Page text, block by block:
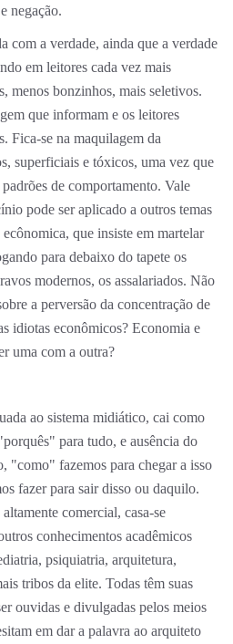
negação.
com a verdade, ainda que a verdade
em leitores cada vez mais
menos bonzinhos, mais seletivos.
que informam e os leitores
Fica-se na maquilagem da
superficiais e tóxicos, uma vez que
de comportamento. Vale
pode ser aplicado a outros temas
que insiste em martelar
para debaixo do tapete os
modernos, os assalariados. Não
a perversão da concentração de
idiotas econômicos? Economia e
uma com a outra?
ao sistema midiático, cai como
para tudo, e ausência do
"como" fazemos para chegar a isso
fazer para sair disso ou daquilo.
comercial, casa-se
conhecimentos acadêmicos
psiquiatria, arquitetura,
tribos da elite. Todas têm suas
ouvidas e divulgadas pelos meios
em dar a palavra ao arquiteto